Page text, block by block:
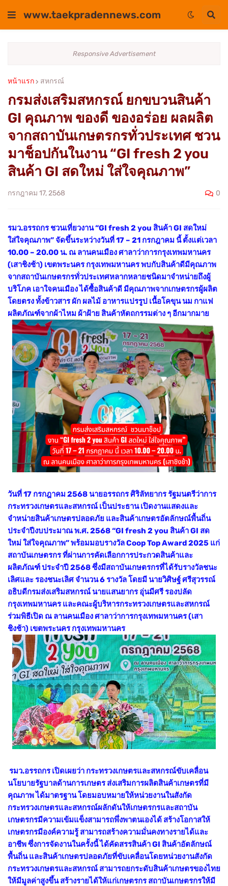
www.taekpradennews.com
Responsive Advertisement
หน้าแรก สหกรณ์
กรมส่งเสริมสหกรณ์ ยกขบวนสินค้า
GI คุณภาพ ของดี ของอร่อย ผลผลิต
จากสถาบันเกษตรกรทั่วประเทศ ชวน
มาช็อปกันในงาน “GI fresh 2 you
สินค้า GI สดใหม่ ใส่ใจคุณภาพ”
กรกฎาคม 17, 2568 0
รมว.อรรถกร ชวนเที่ยวงาน “GI fresh 2 you สินค้า GI สดใหม่
ใส่ใจคุณภาพ” จัดขึ้นระหว่างวันที่ 17 – 21 กรกฎาคม นี้ ตั้งแต่เวลา
10.00 – 20.00 น. ณ ลานคนเมือง ศาลาว่าการกรุงเทพมหานคร
(เสาชิงช้า) เขตพระนคร กรุงเทพมหานคร พบกับสินค้าดีมีคุณภาพ
จากสถาบันเกษตรกรทั่วประเทศหลากหลายชนิดมาจำหน่ายถึงผู้
บริโภค เอาใจคนเมือง ได้ซื้อสินค้าดี มีคุณภาพจากเกษตรกรผู้ผลิต
โดยตรง ทั้งข้าวสาร ผัก ผลไม้ อาหารแปรรูป เนื้อโคขุน นม กาแฟ
ผลิตภัณฑ์จากผ้าไหม ผ้าฝ้าย สินค้าหัตถกรรมต่าง ๆ อีกมากมาย
วันที่ 17 กรกฎาคม 2568 นายอรรถกร ศิริลัทยากร รัฐมนตรีว่าการ
กระทรวงเกษตรและสหกรณ์ เป็นประธาน เปิดงานแสดงและ
จำหน่ายสินค้าเกษตรปลอดภัย และสินค้าเกษตรอัตลักษณ์พื้นถิ่น
ประจำปีงบประมาณ พ.ศ. 2568 “GI fresh 2 you สินค้า GI สด
ใหม่ ใส่ใจคุณภาพ” พร้อมมอบรางวัล Coop Top Award 2025 แก่
สถาบันเกษตรกร ที่ผ่านการคัดเลือกการประกวดสินค้าและ
ผลิตภัณฑ์ ประจำปี 2568 ซึ่งมีสถาบันเกษตรกรที่ได้รับรางวัลชนะ
เลิศและ รองชนะเลิศ จำนวน 6 รางวัล โดยมี นายวิศิษฐ์ ศรีสุวรรณ์
อธิบดีกรมส่งเสริมสหกรณ์ นายแสนยากร อุ่นมีศรี รองปลัด
กรุงเทพมหานคร และคณะผู้บริหารกระทรวงเกษตรและสหกรณ์
ร่วมพิธีเปิด ณ ลานคนเมือง ศาลาว่าการกรุงเทพมหานคร (เสา
ชิงช้า) เขตพระนคร กรุงเทพมหานคร
รมว.อรรถกร เปิดเผยว่า กระทรวงเกษตรและสหกรณ์ขับเคลื่อน
นโยบายรัฐบาลด้านการเกษตร ส่งเสริมการผลิตสินค้าเกษตรที่มี
คุณภาพ ได้มาตรฐาน โดยมอบหมายให้หน่วยงานในสังกัด
กระทรวงเกษตรและสหกรณ์ผลักดันให้เกษตรกรและสถาบัน
เกษตรกรมีความเข้มแข็งสามารถพึ่งพาตนเองได้ สร้างโอกาสให้
เกษตรกรมีองค์ความรู้ สามารถสร้างความมั่นคงทางรายได้และ
อาชีพ ซึ่งการจัดงานในครั้งนี้ ได้คัดสรรสินค้า GI สินค้าอัตลักษณ์
พื้นถิ่น และสินค้าเกษตรปลอดภัยที่ขับเคลื่อนโดยหน่วยงานสังกัด
กระทรวงเกษตรและสหกรณ์ สามารถยกระดับสินค้าเกษตรของไทย
ให้มีมูลค่าสูงขึ้น สร้างรายได้ให้แก่เกษตรกร สถาบันเกษตรกรให้มี